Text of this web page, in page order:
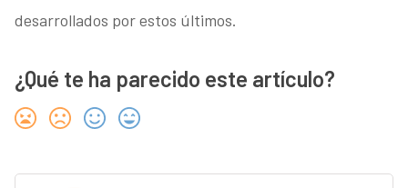
desarrollados por estos últimos.
¿Qué te ha parecido este artículo?